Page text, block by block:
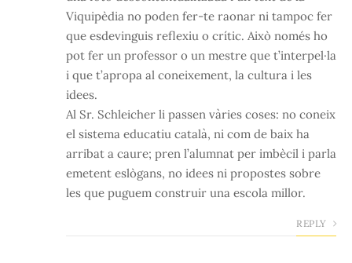
Viquipèdia no poden fer-te raonar ni tampoc fer
que esdevinguis reflexiu o crític. Això només ho
pot fer un professor o un mestre que t’interpel·la
i que t’apropa al coneixement, la cultura i les
idees.
Al Sr. Schleicher li passen vàries coses: no coneix
el sistema educatiu català, ni com de baix ha
arribat a caure; pren l’alumnat per imbècil i parla
emetent eslògans, no idees ni propostes sobre
les que puguem construir una escola millor.
REPLY